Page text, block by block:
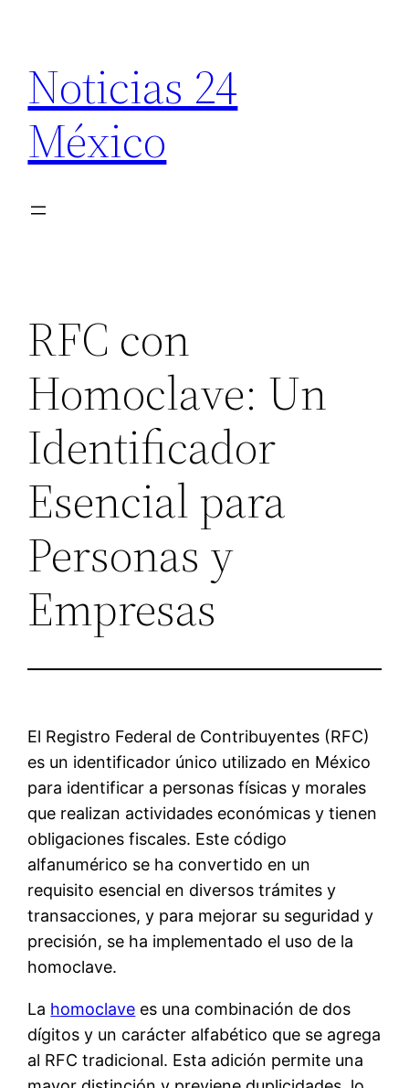
contenido
Noticias 24
México
RFC con
Homoclave: Un
Identificador
Esencial para
Personas y
Empresas
El Registro Federal de Contribuyentes (RFC)
es un identificador único utilizado en México
para identificar a personas físicas y morales
que realizan actividades económicas y tienen
obligaciones fiscales. Este código
alfanumérico se ha convertido en un
requisito esencial en diversos trámites y
transacciones, y para mejorar su seguridad y
precisión, se ha implementado el uso de la
homoclave.
La homoclave es una combinación de dos
dígitos y un carácter alfabético que se agrega
al RFC tradicional. Esta adición permite una